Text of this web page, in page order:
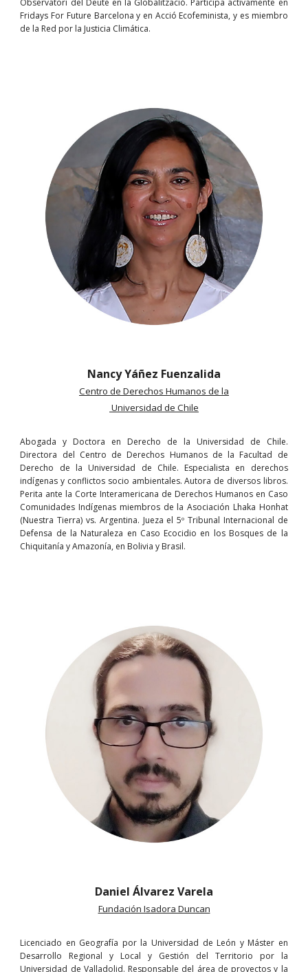
Observatori del Deute en la Globalització. Participa activamente en
Fridays For Future Barcelona y en Acció Ecofeminista, y es miembro
de la Red por la Justicia Climática.
Nancy Yáñez Fuenzalida
Centro de Derechos Humanos de la
Universidad de Chile
Abogada y Doctora en Derecho de la Universidad de Chile.
Directora del Centro de Derechos Humanos de la Facultad de
Derecho de la Universidad de Chile. Especialista en derechos
indígenas y conflictos socio ambientales. Autora de diversos libros.
Perita ante la Corte Interamericana de Derechos Humanos en Caso
Comunidades Indígenas miembros de la Asociación Lhaka Honhat
(Nuestra Tierra) vs. Argentina. Jueza el 5º Tribunal Internacional de
Defensa de la Naturaleza en Caso Ecocidio en los Bosques de la
Chiquitanía y Amazonía, en Bolivia y Brasil.
Daniel Álvarez Varela
Fundación Isadora Duncan
Licenciado en Geografía por la Universidad de León y Máster en
Desarrollo Regional y Local y Gestión del Territorio por la
Universidad de Valladolid. Responsable del área de proyectos y la